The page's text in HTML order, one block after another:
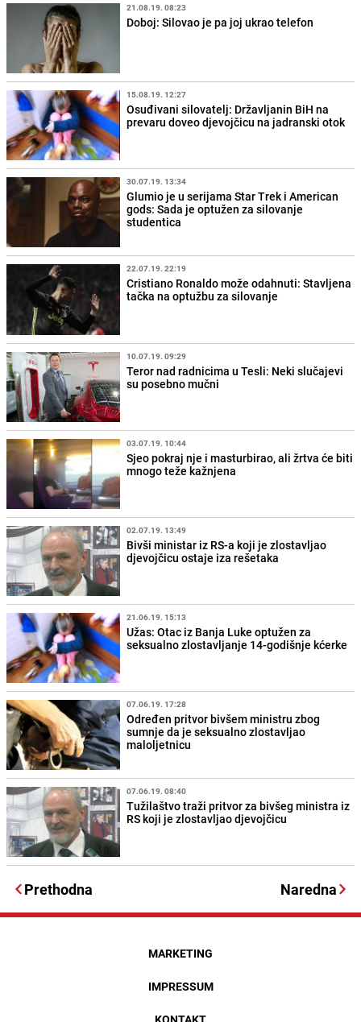
21.08.19. 08:23
Doboj: Silovao je pa joj ukrao telefon
15.08.19. 12:27
Osuđivani silovatelj: Državljanin BiH na
prevaru doveo djevojčicu na jadranski otok
30.07.19. 13:34
Glumio je u serijama Star Trek i American
gods: Sada je optužen za silovanje
studentica
22.07.19. 22:19
Cristiano Ronaldo može odahnuti: Stavljena
tačka na optužbu za silovanje
10.07.19. 09:29
Teror nad radnicima u Tesli: Neki slučajevi
su posebno mučni
03.07.19. 10:44
Sjeo pokraj nje i masturbirao, ali žrtva će biti
mnogo teže kažnjena
02.07.19. 13:49
Bivši ministar iz RS-a koji je zlostavljao
djevojčicu ostaje iza rešetaka
21.06.19. 15:13
Užas: Otac iz Banja Luke optužen za
seksualno zlostavljanje 14-godišnje kćerke
07.06.19. 17:28
Određen pritvor bivšem ministru zbog
sumnje da je seksualno zlostavljao
maloljetnicu
07.06.19. 08:40
Tužilaštvo traži pritvor za bivšeg ministra iz
RS koji je zlostavljao djevojčicu
Prethodna Naredna
MARKETING
IMPRESSUM